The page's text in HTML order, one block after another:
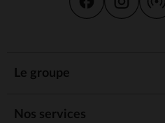
Le groupe
Nos services